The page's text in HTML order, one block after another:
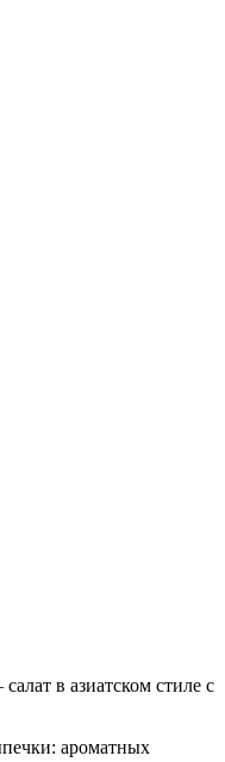
в азиатском стиле с
ароматных